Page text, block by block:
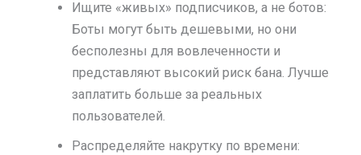
Ищите «живых» подписчиков, а не ботов:
Боты могут быть дешевыми, но они
бесполезны для вовлеченности и
представляют высокий риск бана. Лучше
заплатить больше за реальных
пользователей.
Распределяйте накрутку по времени: